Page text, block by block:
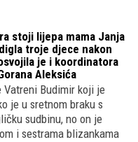
stoji lijepa mama Janja
troje djece nakon
je i koordinatora
Aleksića
Budimir koji je
je u sretnom braku s
sudbinu, no on je
i sestrama blizankama